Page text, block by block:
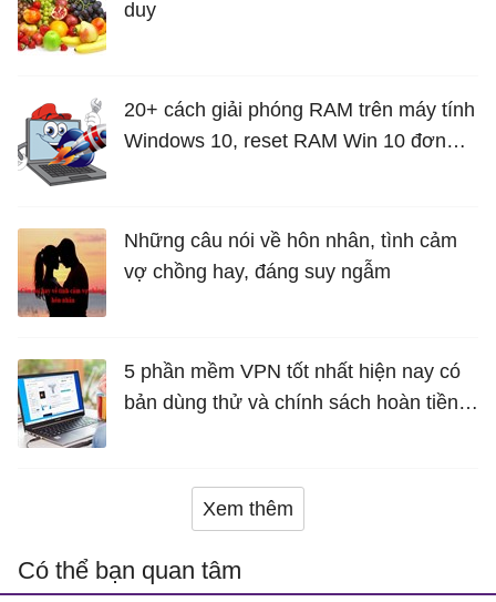
duy
20+ cách giải phóng RAM trên máy tính
Windows 10, reset RAM Win 10 đơn
Những câu nói về hôn nhân, tình cảm
vợ chồng hay, đáng suy ngẫm
5 phần mềm VPN tốt nhất hiện nay có
bản dùng thử và chính sách hoàn tiền
Xem thêm
Có thể bạn quan tâm